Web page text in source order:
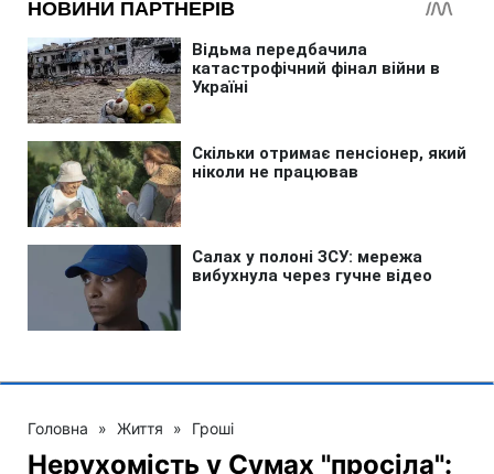
Головна » Життя » Гроші
Нерухомість у Сумах "просіла":